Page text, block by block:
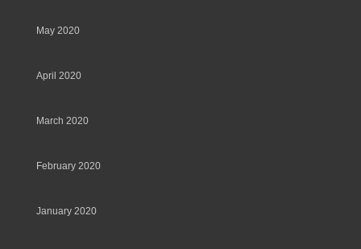
May 2020
April 2020
March 2020
February 2020
January 2020